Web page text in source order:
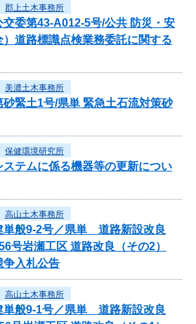
郡上土木事務所
交委第43-A012-5号/公共 防災・安
道路標識点検業務委託に関する
美濃土木事務所
砂緊土1号/県単 緊急土石流対策砂
保健環境研究所
テムに係る機器等の更新につい
高山土木事務所
単般9-2号／県単 道路新設改良
号岩瀬工区 道路改良（その2）
争入札公告
高山土木事務所
単般9-1号／県単 道路新設改良